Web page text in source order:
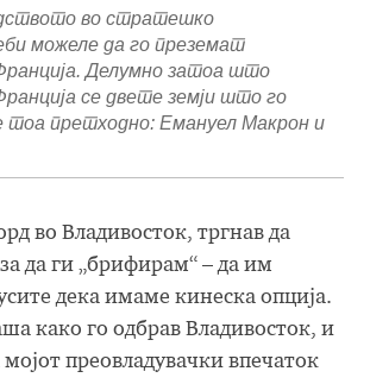
во стратешко
можеле да го преземат
Делумно затоа што
се двете земји што го
тоа претходно: Емануел Макрон и
во Владивосток, тргнав да
да ги „брифирам“ – да им
дека имаме кинеска опција.
како го одбрав Владивосток, и
мојот преовладувачки впечаток